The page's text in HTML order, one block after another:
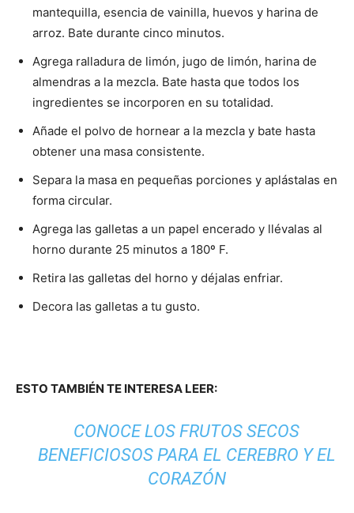
mantequilla, esencia de vainilla, huevos y harina de
arroz. Bate durante cinco minutos.
Agrega ralladura de limón, jugo de limón, harina de
almendras a la mezcla. Bate hasta que todos los
ingredientes se incorporen en su totalidad.
Añade el polvo de hornear a la mezcla y bate hasta
obtener una masa consistente.
Separa la masa en pequeñas porciones y aplástalas en
forma circular.
Agrega las galletas a un papel encerado y llévalas al
horno durante 25 minutos a 180º F.
Retira las galletas del horno y déjalas enfriar.
Decora las galletas a tu gusto.
ESTO TAMBIÉN TE INTERESA LEER:
CONOCE LOS FRUTOS SECOS
BENEFICIOSOS PARA EL CEREBRO Y EL
CORAZÓN